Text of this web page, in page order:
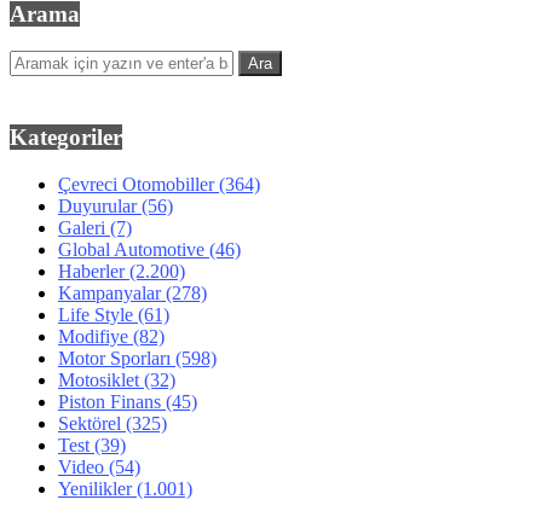
Arama
Kategoriler
Çevreci Otomobiller(364)
Duyurular(56)
Galeri (7)
Global Automotive (46)
Haberler(2.200)
Kampanyalar(278)
Life Style (61)
Modifiye (82)
Motor Sporları (598)
Motosiklet (32)
Piston Finans (45)
Sektörel (325)
Test (39)
Video (54)
Yenilikler(1.001)